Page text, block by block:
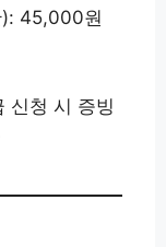
): 45,000원
신청 시 증빙